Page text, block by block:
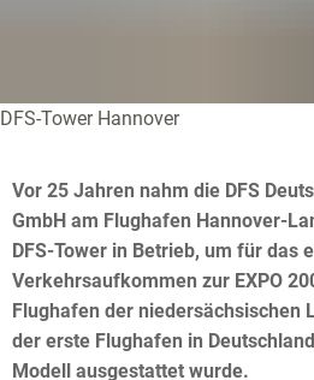
DFS-Tower Hannover
Vor 25 Jahren nahm die DFS
GmbH am Flughafen Hannover-
DFS-Tower in Betrieb, um für das
Verkehrsaufkommen zur EXPO
Flughafen der niedersächsischen
der erste Flughafen in
Modell ausgestattet wurde.